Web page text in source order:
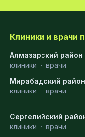
Клиники и врачи
Алмазарский район
клиники · врачи
Мирабадский район
клиники · врачи
Сергелийский
клиники · врачи